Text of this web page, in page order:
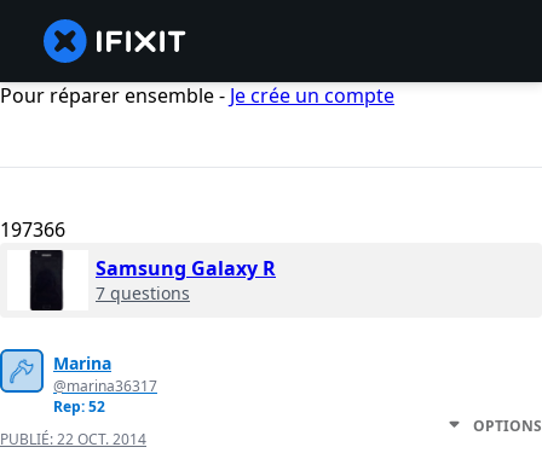
Pour réparer ensemble - Je crée un compte
197366
Samsung Galaxy R
7 questions
Marina
@marina36317
Rep: 52
PUBLIÉ:22 OCT. 2014
OPTIONS